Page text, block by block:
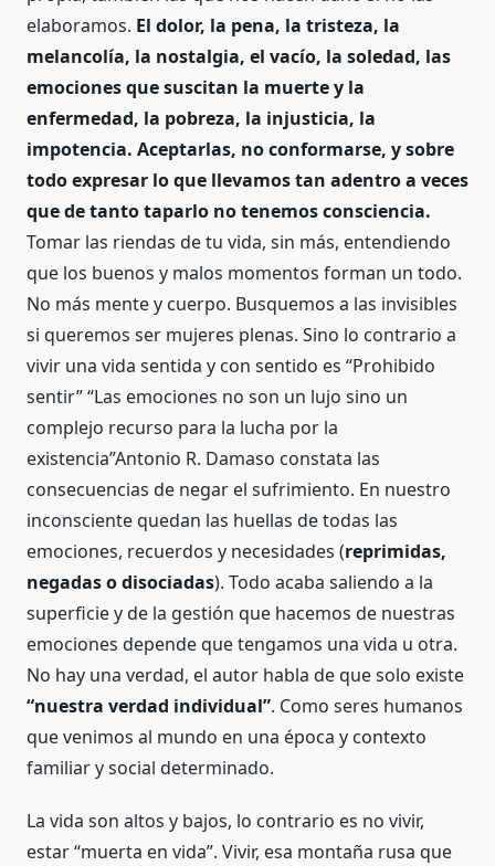
elaboramos. El dolor, la pena, la tristeza, la
melancolía, la nostalgia, el vacío, la soledad, las
emociones que suscitan la muerte y la
enfermedad, la pobreza, la injusticia, la
impotencia. Aceptarlas, no conformarse, y sobre
todo expresar lo que llevamos tan adentro a veces
que de tanto taparlo no tenemos consciencia.
Tomar las riendas de tu vida, sin más, entendiendo
que los buenos y malos momentos forman un todo.
No más mente y cuerpo. Busquemos a las invisibles
si queremos ser mujeres plenas. Sino lo contrario a
vivir una vida sentida y con sentido es “Prohibido
sentir” “Las emociones no son un lujo sino un
complejo recurso para la lucha por la
existencia”Antonio R. Damaso constata las
consecuencias de negar el sufrimiento. En nuestro
inconsciente quedan las huellas de todas las
emociones, recuerdos y necesidades (reprimidas,
negadas o disociadas). Todo acaba saliendo a la
superficie y de la gestión que hacemos de nuestras
emociones depende que tengamos una vida u otra.
No hay una verdad, el autor habla de que solo existe
“nuestra verdad individual”. Como seres humanos
que venimos al mundo en una época y contexto
familiar y social determinado.
La vida son altos y bajos, lo contrario es no vivir,
estar “muerta en vida”. Vivir, esa montaña rusa que